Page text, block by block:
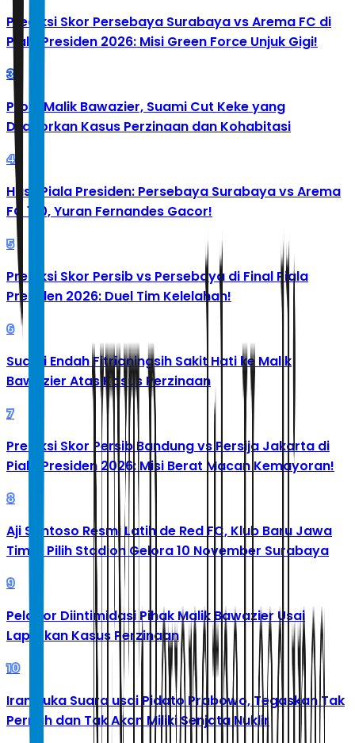
Prediksi Skor Persebaya Surabaya vs Arema FC di
Piala Presiden 2026: Misi Green Force Unjuk Gigi!
3
Profil Malik Bawazier, Suami Cut Keke yang
Dilaporkan Kasus Perzinaan dan Kohabitasi
4
Hasil Piala Presiden: Persebaya Surabaya vs Arema
FC 1-0, Yuran Fernandes Gacor!
5
Prediksi Skor Persib vs Persebaya di Final Piala
Presiden 2026: Duel Tim Kelelahan!
6
Suami Endah Fitrianingsih Sakit Hati ke Malik
Bawazier Atas Kasus Perzinaan
7
Prediksi Skor Persib Bandung vs Persija Jakarta di
Piala Presiden 2026: Misi Berat Macan Kemayoran!
8
Aji Santoso Resmi Latih de Red FC, Klub Baru Jawa
Timur Pilih Stadion Gelora 10 November Surabaya
9
Pelapor Diintimidasi Pihak Malik Bawazier Usai
Laporkan Kasus Perzinaan
10
Iran Buka Suara usai Pidato Prabowo, Tegaskan Tak
Pernah dan Tak Akan Miliki Senjata Nuklir